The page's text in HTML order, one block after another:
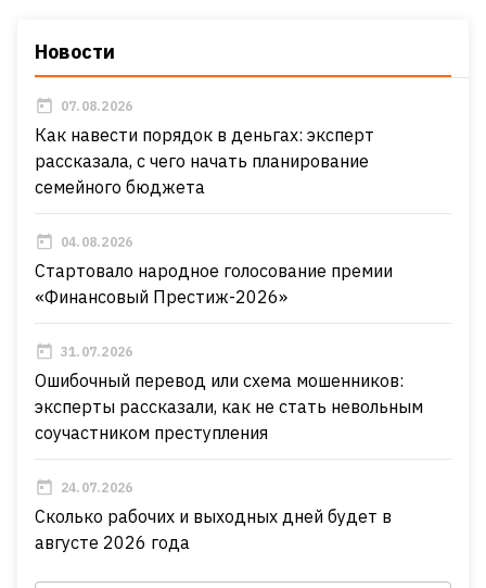
Новости
07.08.2026
Как навести порядок в деньгах: эксперт
рассказала, с чего начать планирование
семейного бюджета
04.08.2026
Стартовало народное голосование премии
«Финансовый Престиж-2026»
31.07.2026
Ошибочный перевод или схема мошенников:
эксперты рассказали, как не стать невольным
соучастником преступления
24.07.2026
Сколько рабочих и выходных дней будет в
августе 2026 года